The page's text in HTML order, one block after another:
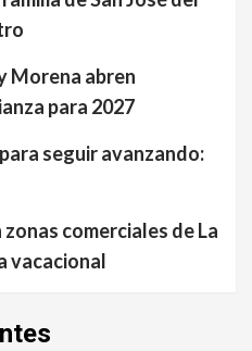
Morena abren
para 2027
seguir avanzando:
comerciales de La
vacacional